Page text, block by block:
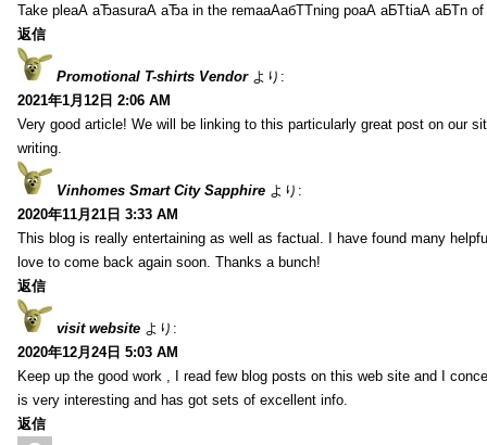
Take pleаА аЂаsurаА аЂа in the remaаАабТТning poаА аБТtiаА аБТn
返信
Promotional T-shirts Vendor より:
2021年1月12日 2:06 AM
Very good article! We will be linking to this particularly great post on our
writing.
Vinhomes Smart City Sapphire より:
2020年11月21日 3:33 AM
This blog is really entertaining as well as factual. I have found many
love to come back again soon. Thanks a bunch!
返信
visit website より:
2020年12月24日 5:03 AM
Keep up the good work , I read few blog posts on this web site and I
is very interesting and has got sets of excellent info.
返信